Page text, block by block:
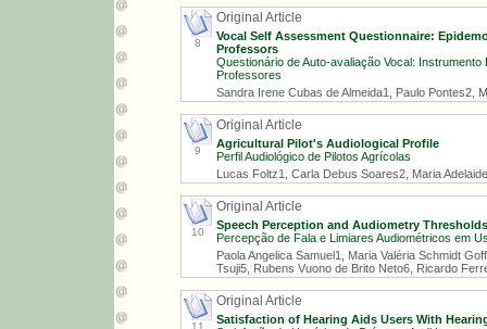
8
Original Article
Vocal Self Assessment Questionnaire:
Professors
Questionário de Auto-avaliação Vocal:
Professores
Sandra Irene Cubas de Almeida1, Paulo Pontes2,
9
Original Article
Agricultural Pilot's Audiological Profile
Perfil Audiológico de Pilotos Agrícolas
Lucas Foltz1, Carla Debus Soares2, Maria
10
Original Article
Speech Perception and Audiometry
Percepção de Fala e Limiares Audiométricos em
Paola Angelica Samuel1, Maria Valéria Schmidt
Tsuji5, Rubens Vuono de Brito Neto6, Ricardo
11
Original Article
Satisfaction of Hearing Aids Users With